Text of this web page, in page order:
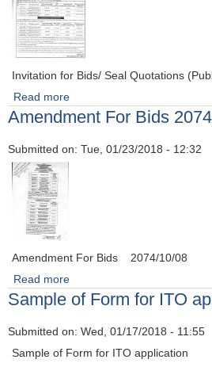
Invitation for Bids/ Seal Quotations
Read more
Date:2074/11/19)
Amendment For Bids
Submitted on: Tue, 01/23/2018 - 12:32
Amendment For Bids 2074/10/08
Read more
Sample of Form for ITO
Submitted on: Wed, 01/17/2018 - 11:55
Sample of Form for ITO application